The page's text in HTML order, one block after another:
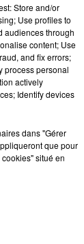
Store and/or
Use profiles to
audiences through
content; Use
and fix errors;
process personal
actively
Identify devices
dans "Gérer
que pour
situé en